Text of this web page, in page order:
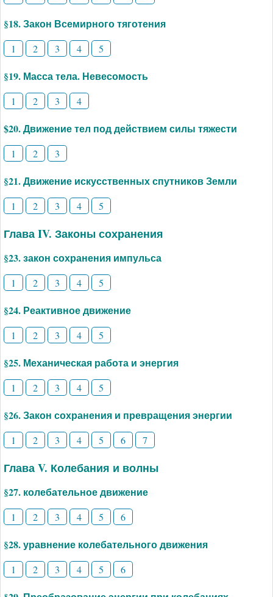
§18. Закон Всемирного тяготения
1 2 3 4 5
§19. Масса тела. Невесомость
1 2 3 4
$20. Движение тел под действием силы тяжести
1 2 3
§21. Движение искусственных спутников Земли
1 2 3 4 5
Глава IV. Законы сохранения
§23. закон сохранения импульса
1 2 3 4 5
§24. Реактивное движение
1 2 3 4 5
§25. Механическая работа и энергия
1 2 3 4 5
§26. Закон сохранения и превращения энергии
1 2 3 4 5 6 7
Глава V. Колебания и волны
§27. колебательное движение
1 2 3 4 5 6
§28. уравнение колебательного движения
1 2 3 4 5 6